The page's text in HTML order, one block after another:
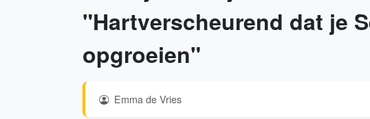
"Hartverscheurend dat je
opgroeien"
Emma de Vries